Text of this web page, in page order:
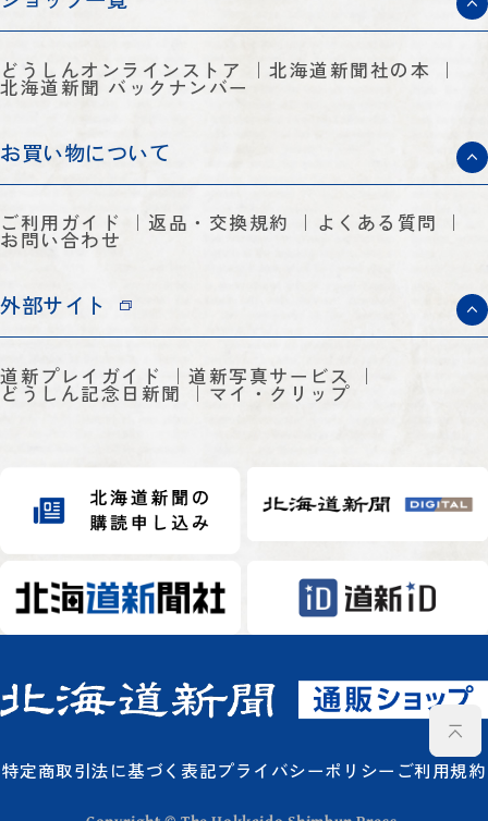
どうしんオンラインストア 北海道新聞社の本
北海道新聞 バックナンバー
お買い物について
ご利用ガイド 返品・交換規約 よくある質問
お問い合わせ
外部サイト
道新プレイガイド 道新写真サービス
どうしん記念日新聞 マイ・クリップ
特定商取引法に基づく表記プライバシーポリシー ご利用規約